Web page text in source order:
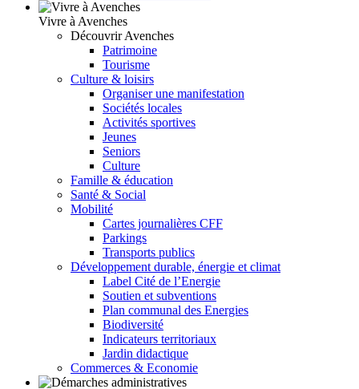
Vivre à Avenches
Découvrir Avenches
Patrimoine
Tourisme
Culture & loisirs
Organiser une manifestation
Sociétés locales
Activités sportives
Jeunes
Seniors
Culture
Famille & éducation
Santé & Social
Mobilité
Cartes journalières CFF
Parkings
Transports publics
Développement durable, énergie et climat
Label Cité de l’Energie
Soutien et subventions
Plan communal des Energies
Biodiversité
Indicateurs territoriaux
Jardin didactique
Commerces & Economie